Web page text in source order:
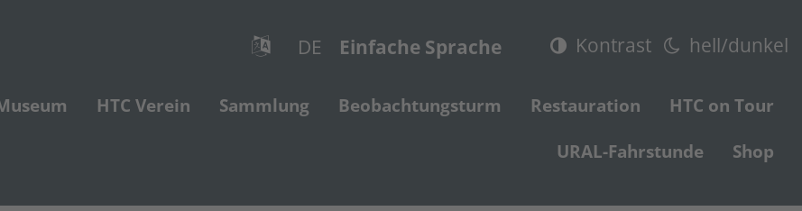
DE Einfache Sprache Kontrast hell/dunkel
HTC Verein Sammlung Beobachtungsturm Restauration
HTC on Tour
URAL-Fahrstunde
Shop